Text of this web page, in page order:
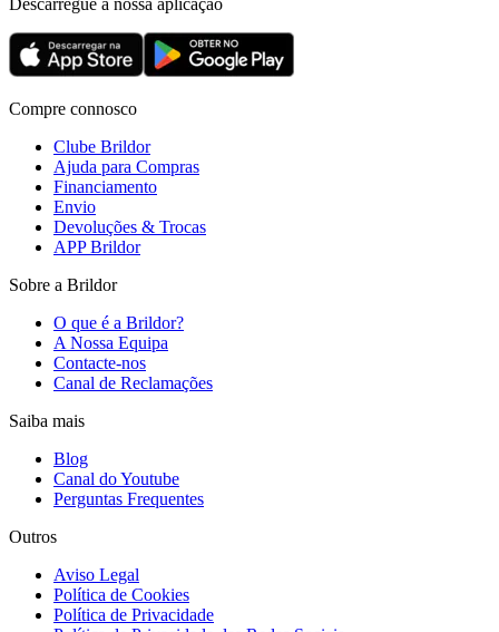
Descarregue a nossa aplicação
Compre connosco
Clube Brildor
Ajuda para Compras
Financiamento
Envio
Devoluções & Trocas
APP Brildor
Sobre a Brildor
O que é a Brildor?
A Nossa Equipa
Contacte-nos
Canal de Reclamações
Saiba mais
Blog
Canal do Youtube
Perguntas Frequentes
Outros
Aviso Legal
Política de Cookies
Política de Privacidade